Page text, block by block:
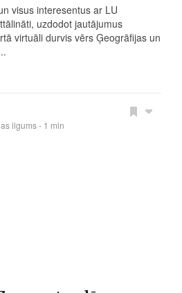
visus interesentus ar LU
uzdodot jautājumus
virtuāli durvis vērs Ģeogrāfijas un
ilgums - 1 min